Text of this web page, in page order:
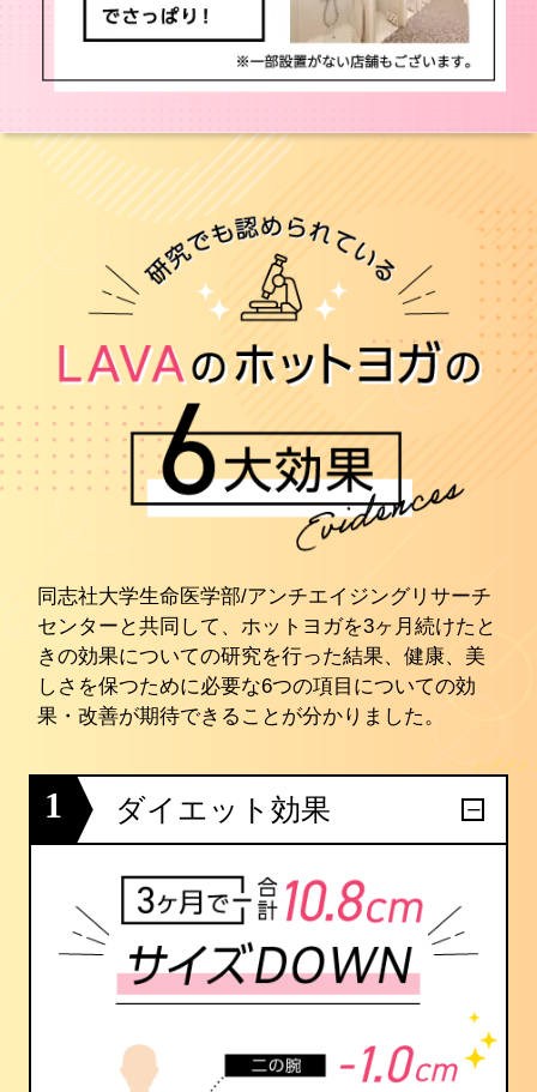
同志社大学生命医学部/アンチエイジングリサーチ
センターと共同して、ホットヨガを3ヶ月続けたと
きの効果についての研究を行った結果、健康、美
しさを保つために必要な6つの項目についての効
果・改善が期待できることが分かりました。
1 ダイエット効果